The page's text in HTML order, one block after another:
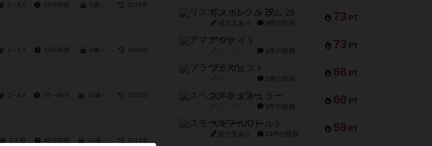
2～5人 10分前後 5歳～ 2018年
1～2人 10分前後 3歳～ 1992年
1～4人 45～90分 10歳～ 2015年
2人用 40分前後 10歳～ 2013年
73 PT
リスボン・トラム 28
紹介文あり 9件の投稿
73 PT
アマナイト
1件の投稿
66 PT
ブラヴェスト
1件の投稿
60 PT
スペクタキュラー
1件の投稿
59 PT
スモールワールド
紹介文あり 13件の投稿